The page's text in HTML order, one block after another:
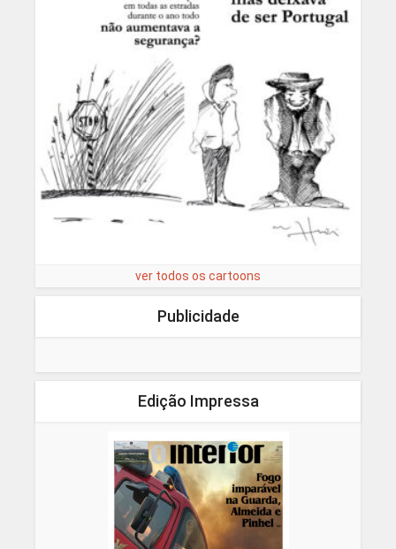
ver todos os cartoons
Publicidade
Edição Impressa